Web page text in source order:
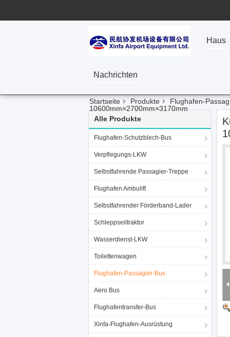
Haus
Nachrichten
Startseite Produkte
Flughafen-
10600mm×2700mm×3170mm
Alle Produkte
Flughafen-Schutzblech-Bus
Verpflegungs-LKW
Selbstfahrende Passagier-Treppe
Flughafen Ambulift
Selbstfahrender Förderband-Lader
Schleppseiltraktor
Wasserdienst-LKW
Toilettenwagen
Flughafen-Passagier-Bus
Aero Bus
Flughafentransfer-Bus
Xinfa-Flughafen-Ausrüstung